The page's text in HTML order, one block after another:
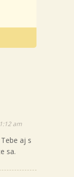
am
aj s
sa.